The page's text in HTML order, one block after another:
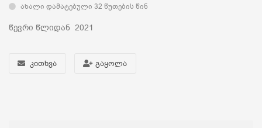
პლანშეტი
საზაფხულო პროდუქცია
ახალი დამატებული 32 წუთების წინ
წევრი წლიდან 2021
კითხვა გაყოლა